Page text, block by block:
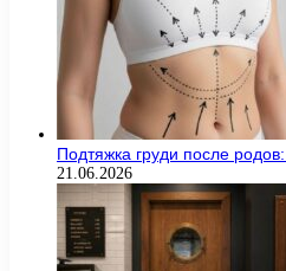
Подтяжка груди после
21.06.2026